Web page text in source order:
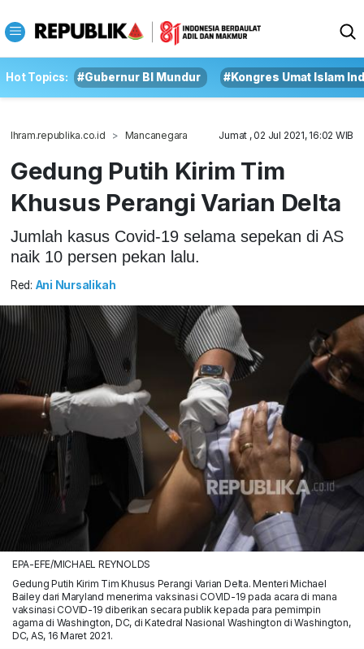
Hot Topics: #Gubernur BI Mundur #Kongres Umat Islam
Ihram.republika.co.id Mancanegara Jumat , 02 Jul 2021, 16:02 WIB
Gedung Putih Kirim Tim
Khusus Perangi Varian Delta
Jumlah kasus Covid-19 selama sepekan di AS
naik 10 persen pekan lalu.
Red: Ani Nursalikah
EPA-EFE/MICHAEL REYNOLDS
Gedung Putih Kirim Tim Khusus Perangi Varian Delta. Menteri Michael
Bailey dari Maryland menerima vaksinasi COVID-19 pada acara di mana
vaksinasi COVID-19 diberikan secara publik kepada para pemimpin
agama di Washington, DC, di Katedral Nasional Washington di Washington,
DC, AS, 16 Maret 2021.